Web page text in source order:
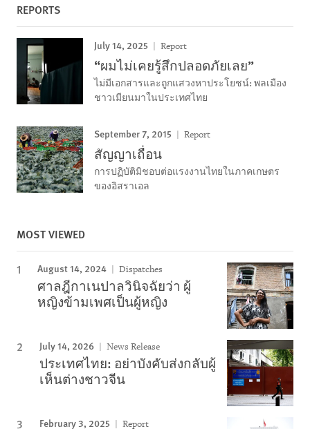
REPORTS
July 14, 2025 Report
“ผมไม่เคยรู้สึกปลอดภัยเลย”
ไม่มีเอกสารและถูกแสวงหาประโยชน์: พลเมือง
ชาวเมียนมาในประเทศไทย
September 7, 2015 Report
สัญญาเถื่อน
การปฏิบัติมิชอบต่อแรงงานไทยในภาคเกษตร
ของอิสราเอล
MOST VIEWED
August 14, 2024 Dispatches
ศาลฎีกาเนปาลวินิจฉัยว่า ผู้
หญิงข้ามเพศเป็นผู้หญิง
July 14, 2026 News Release
ประเทศไทย: อย่าบังคับส่งกลับผู้
เห็นต่างชาวจีน
February 3, 2025 Report